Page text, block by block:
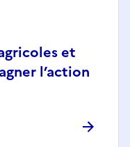
et
l’action